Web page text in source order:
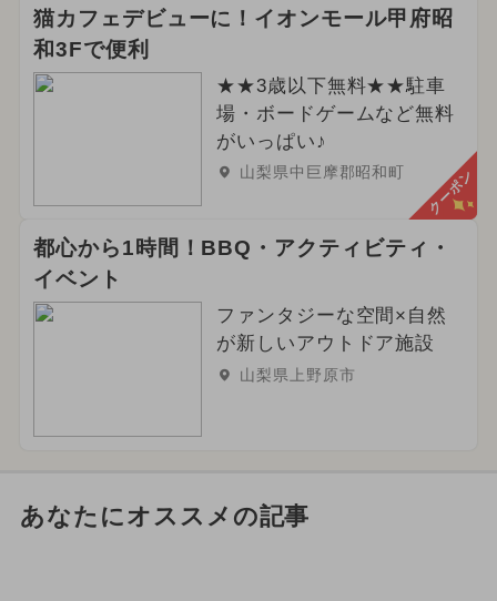
猫カフェデビューに！イオンモール甲府昭
和3Fで便利
★★3歳以下無料★★駐車
場・ボードゲームなど無料
がいっぱい♪
山梨県中巨摩郡昭和町 クーポン
都心から1時間！BBQ・アクティビティ・
イベント
ファンタジーな空間×自然
が新しいアウトドア施設
山梨県上野原市
あなたにオススメの記事